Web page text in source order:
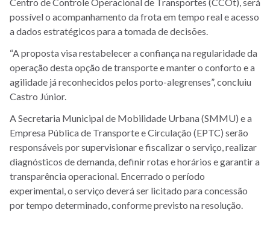
possível o acompanhamento da frota em tempo real e acesso
a dados estratégicos para a tomada de decisões.
“A proposta visa restabelecer a confiança na regularidade da
operação desta opção de transporte e manter o conforto e a
agilidade já reconhecidos pelos porto-alegrenses”, concluiu
Castro Júnior.
A Secretaria Municipal de Mobilidade Urbana (SMMU) e a
Empresa Pública de Transporte e Circulação (EPTC) serão
responsáveis por supervisionar e fiscalizar o serviço, realizar
diagnósticos de demanda, definir rotas e horários e garantir a
transparência operacional. Encerrado o período
experimental, o serviço deverá ser licitado para concessão
por tempo determinado, conforme previsto na resolução.